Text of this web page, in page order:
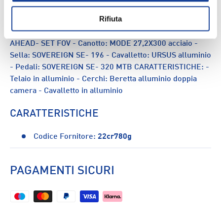
Rifiuta
CYCLONE CTL- 3 24- 34- 42T - Cerchi: Beretta alluminio
doppia camera - Mozzi: SHUNFENG HB- 30 DISCO -
Coperture: DELI SA- 258 27,5X2,10 - Manubrio: MODE
AHEAD- SET FOV - Canotto: MODE 27,2X300 acciaio -
Sella: SOVEREIGN SE- 196 - Cavalletto: URSUS alluminio
- Pedali: SOVEREIGN SE- 320 MTB CARATTERISTICHE: -
Telaio in alluminio - Cerchi: Beretta alluminio doppia
camera - Cavalletto in alluminio
CARATTERISTICHE
Codice Fornitore: 22cr780g
PAGAMENTI SICURI